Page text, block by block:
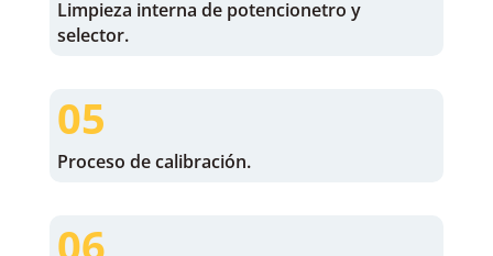
Limpieza interna de potencionetro y
selector.
05
Proceso de calibración.